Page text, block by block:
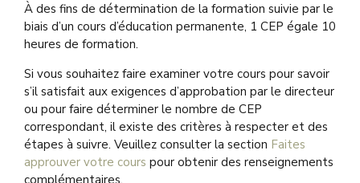
À des fins de détermination de la formation suivie par le
biais d’un cours d’éducation permanente, 1 CEP égale 10
heures de formation.
Si vous souhaitez faire examiner votre cours pour savoir
s’il satisfait aux exigences d’approbation par le directeur
ou pour faire déterminer le nombre de CEP
correspondant, il existe des critères à respecter et des
étapes à suivre. Veuillez consulter la section Faites
approuver votre cours pour obtenir des renseignements